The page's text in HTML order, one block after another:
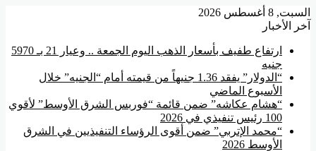
السبت, 8 أغسطس 2026
آخر الأخبار
ارتفاع طفيف بأسعار الذهب اليوم الجمعة .. وعيار 21 بـ 5970
جنيه
“الدولار” يفقد 1.36 جنيهاً من قيمته أمام “الجنيه” خلال
الأسبوع الماضي
“هشام عكاشه” ضمن قائمة “فوربس الشرق الأوسط” لأقوي
100 رئيس تنفيذي في 2026
“محمد الإتربي” ضمن أقوى الرؤساء التنفيذيين في الشرق
الأوسط 2026